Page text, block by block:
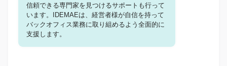
信頼できる専門家を見つけるサポートも行って
います。IDEMAEは、経営者様が自信を持って
バックオフィス業務に取り組めるよう全面的に
支援します。